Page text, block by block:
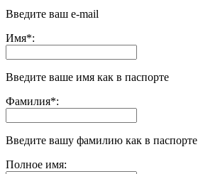
Введите ваш e-mail
Имя*:
Введите ваше имя как в паспорте
Фамилия*:
Введите вашу фамилию как в паспорте
Полное имя: